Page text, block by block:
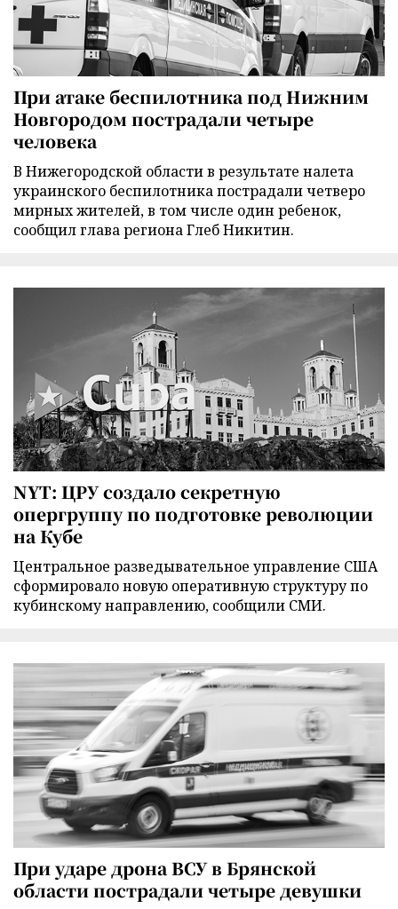
При атаке беспилотника под Нижним
Новгородом пострадали четыре
человека
В Нижегородской области в результате налета
украинского беспилотника пострадали четверо
мирных жителей, в том числе один ребенок,
сообщил глава региона Глеб Никитин.
NYT: ЦРУ создало секретную
опергруппу по подготовке революции
на Кубе
Центральное разведывательное управление США
сформировало новую оперативную структуру по
кубинскому направлению, сообщили СМИ.
При ударе дрона ВСУ в Брянской
области пострадали четыре девушки